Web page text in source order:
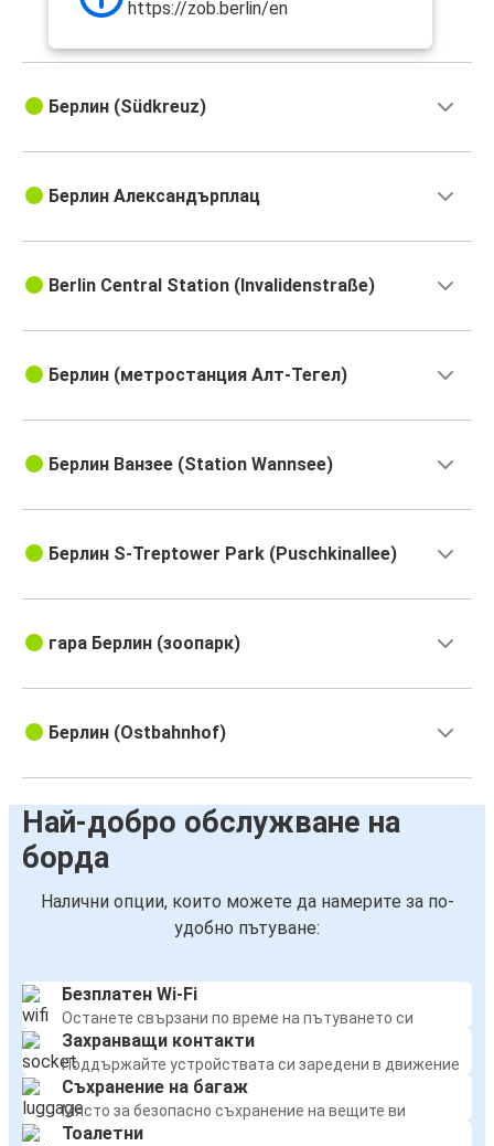
https://zob.berlin/en
Берлин (Südkreuz)
Берлин Александърплац
Berlin Central Station (Invalidenstraße)
Берлин (метростанция Алт-Тегел)
Берлин Ванзее (Station Wannsee)
Берлин S-Treptower Park (Puschkinallee)
гара Берлин (зоопарк)
Берлин (Ostbahnhof)
Най-добро обслужване на
борда
Налични опции, които можете да намерите за по-
удобно пътуване:
Безплатен Wi-Fi
Останете свързани по време на пътуването си
Захранващи контакти
Поддържайте устройствата си заредени в движение
Съхранение на багаж
Място за безопасно съхранение на вещите ви
Тоалетни